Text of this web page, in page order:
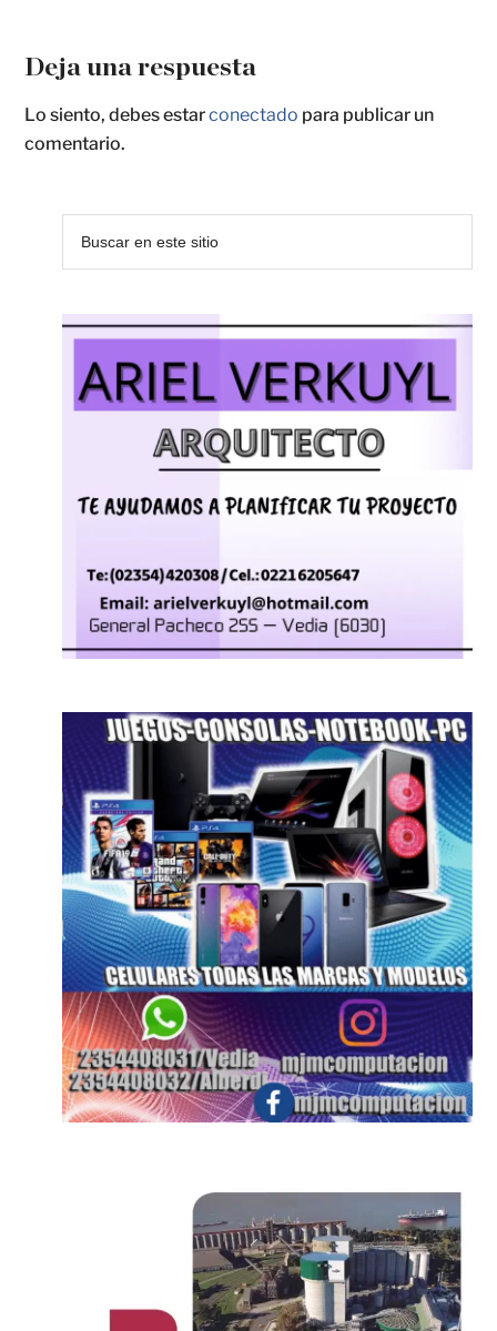
Deja una respuesta
Lo siento, debes estarconectado para publicar un
comentario.